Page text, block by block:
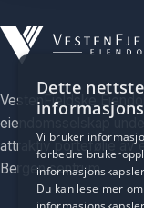
VestenFjeldske
eiendomsselskap
attraktiv portefølje av
Bergen sentrum.
Dette
Vi bruker
forbedre
Du kan lese mer